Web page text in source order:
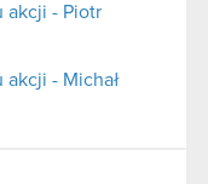
akcji - Piotr
- Michał